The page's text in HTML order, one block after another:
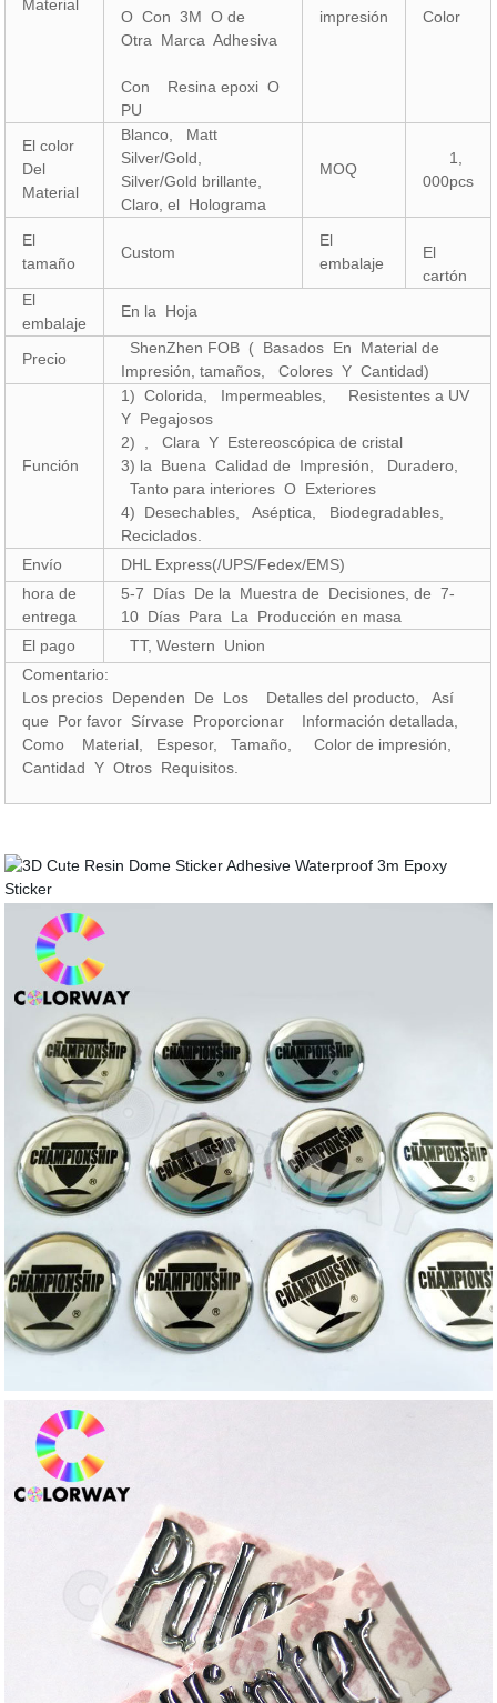
Material
O Con 3M O de
Otra Marca Adhesiva
Con Resina epoxi O
PU
impresión
Color
El color
Del
Material
Blanco, Matt
Silver/Gold,
Silver/Gold brillante,
Claro, el Holograma
MOQ
1,
000pcs
El
tamaño
Custom
El
embalaje
El
cartón
El
embalaje
En la Hoja
Precio
ShenZhen FOB ( Basados En Material de
Impresión, tamaños, Colores Y Cantidad)
Función
1) Colorida, Impermeables, Resistentes a UV
Y Pegajosos
2) , Clara Y Estereoscópica de cristal
3) la Buena Calidad de Impresión, Duradero,
Tanto para interiores O Exteriores
4) Desechables, Aséptica, Biodegradables,
Reciclados.
Envío
DHL Express(/UPS/Fedex/EMS)
hora de
entrega
5-7 Días De la Muestra de Decisiones, de 7-
10 Días Para La Producción en masa
El pago
TT, Western Union
Comentario:
Los precios Dependen De Los Detalles del producto, Así
que Por favor Sírvase Proporcionar Información detallada,
Como Material, Espesor, Tamaño, Color de impresión,
Cantidad Y Otros Requisitos.